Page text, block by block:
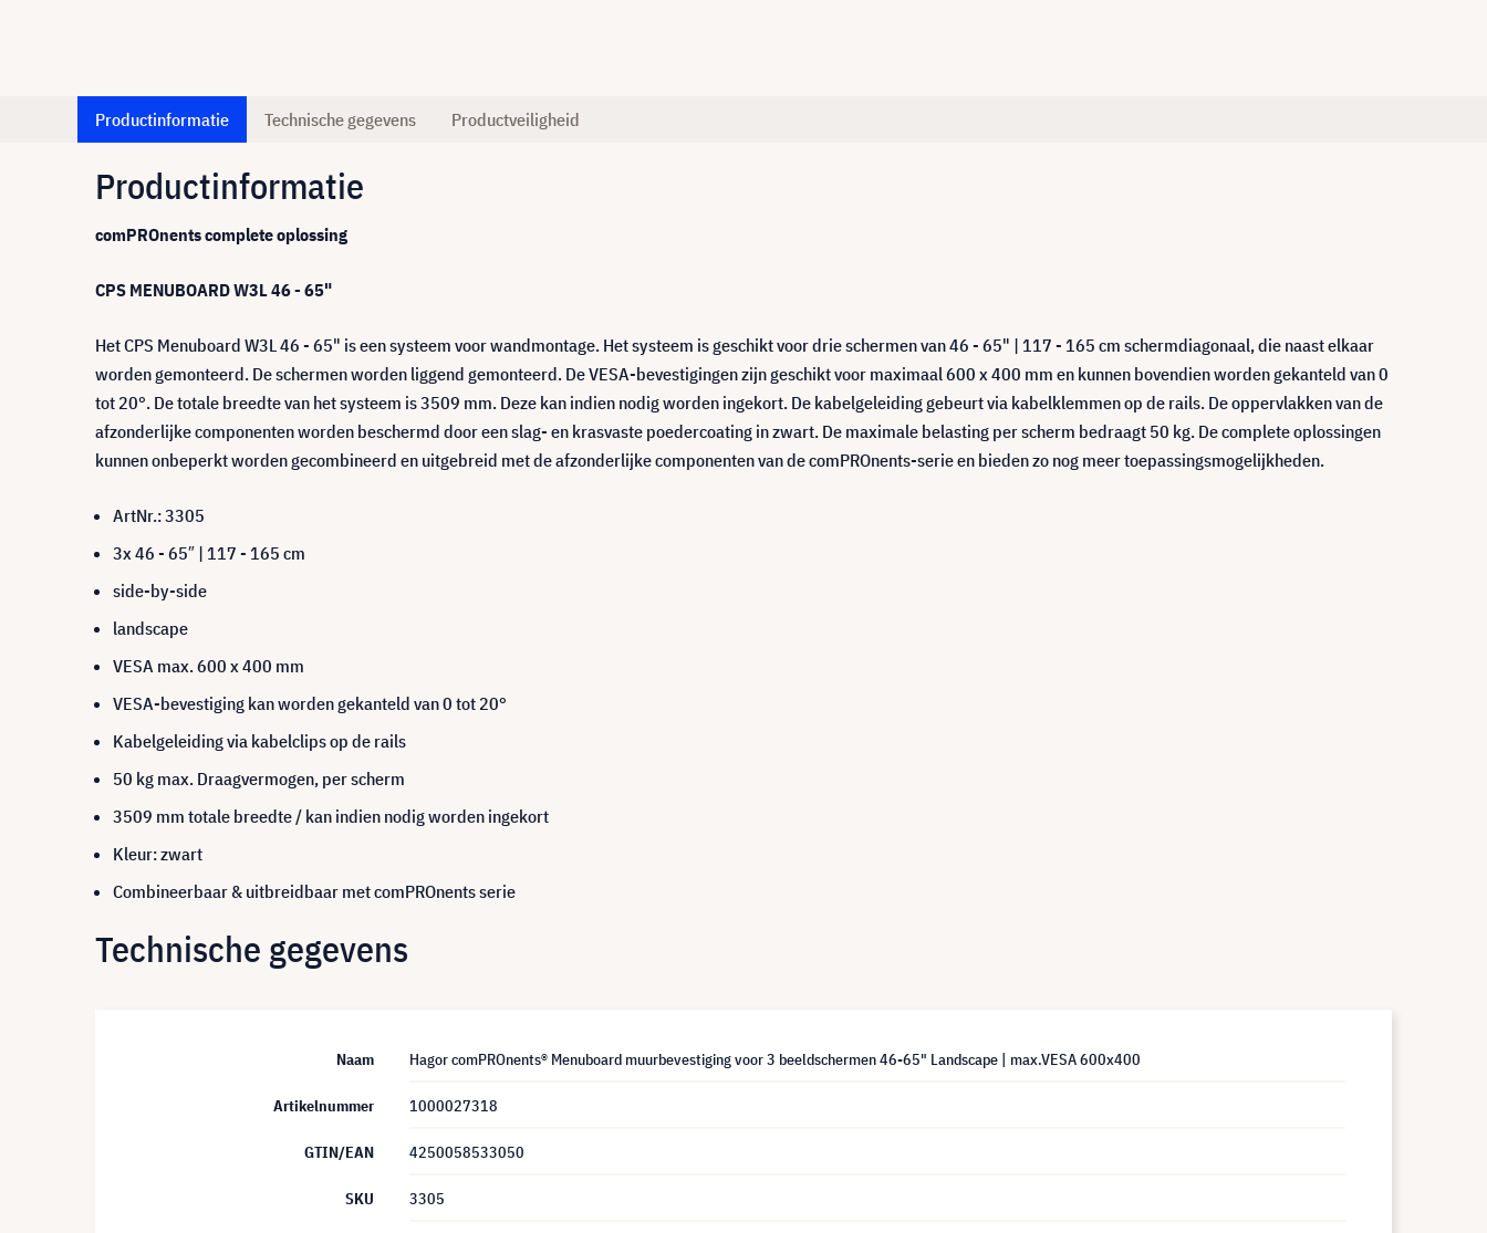
Productinformatie Technische gegevens Productveiligheid
Productinformatie
comPROnents complete oplossing
CPS MENUBOARD W3L 46 - 65"
Het CPS Menuboard W3L 46 - 65" is een systeem voor wandmontage. Het systeem is geschikt voor drie schermen van 46 - 65" | 117 - 165 cm schermdiagonaal, die naast elkaar
worden gemonteerd. De schermen worden liggend gemonteerd. De VESA-bevestigingen zijn geschikt voor maximaal 600 x 400 mm en kunnen bovendien worden gekanteld van 0
tot 20°. De totale breedte van het systeem is 3509 mm. Deze kan indien nodig worden ingekort. De kabelgeleiding gebeurt via kabelklemmen op de rails. De oppervlakken van de
afzonderlijke componenten worden beschermd door een slag- en krasvaste poedercoating in zwart. De maximale belasting per scherm bedraagt 50 kg. De complete oplossingen
kunnen onbeperkt worden gecombineerd en uitgebreid met de afzonderlijke componenten van de comPROnents-serie en bieden zo nog meer toepassingsmogelijkheden.
ArtNr.: 3305
3x 46 - 65″ | 117 - 165 cm
side-by-side
landscape
VESA max. 600 x 400 mm
VESA-bevestiging kan worden gekanteld van 0 tot 20°
Kabelgeleiding via kabelclips op de rails
50 kg max. Draagvermogen, per scherm
3509 mm totale breedte / kan indien nodig worden ingekort
Kleur: zwart
Combineerbaar & uitbreidbaar met comPROnents serie
Technische gegevens
Naam Hagor comPROnents® Menuboard muurbevestiging voor 3 beeldschermen 46-65" Landscape | max.VESA 600x400
Artikelnummer 1000027318
GTIN/EAN 4250058533050
SKU 3305